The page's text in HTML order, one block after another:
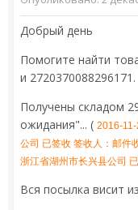
Добрый день
Помогите найти
и 2720370088296171.
Получены складом
ожидания"... ( 2016-
公司 已签收 签收人：邮件
浙江省湖州市长兴县公司
Вся посылка висит